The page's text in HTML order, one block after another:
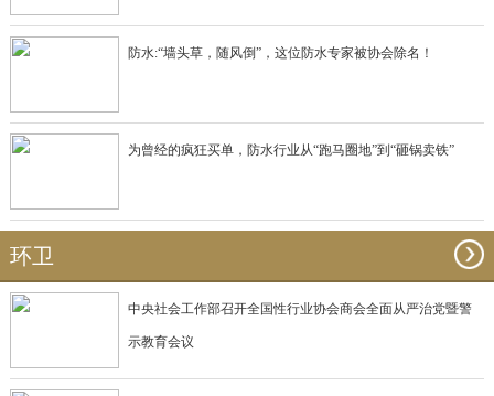
防水:“墙头草，随风倒”，这位防水专家被协会除名！
为曾经的疯狂买单，防水行业从“跑马圈地”到“砸锅卖铁”
环卫
中央社会工作部召开全国性行业协会商会全面从严治党暨警
示教育会议